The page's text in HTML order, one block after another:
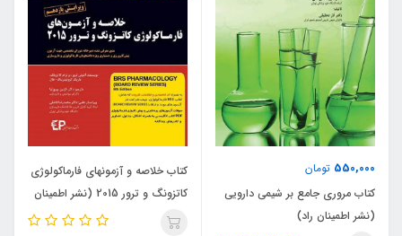
550,000 تومان
کتاب مروری جامع بر شیمی دارویی
(نشر اطمینان راد)
کتاب خلاصه و آزمونهای فارماکولوژی
کاتزونگ و ترور 2015 (نشر اطمینان
راد)